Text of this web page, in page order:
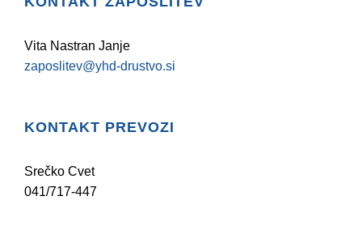
Vita Nastran Janje
zaposlitev@yhd-drustvo.si
KONTAKT PREVOZI
Srečko Cvet
041/717-447